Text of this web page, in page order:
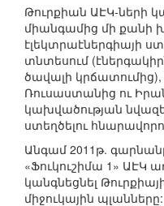
Թուրքիան ԱԷԿ-ների
միանգամից մի քանի
էլեկտրաէներգիայի
տնտեսում
ծավալի
Ռուսաստանից ու
կախվածության
ստեղծելու
Անգամ 2011թ.
«Ֆուկուշիմա 1» ԱԷԿ
կանգնեցնել
միջուկային